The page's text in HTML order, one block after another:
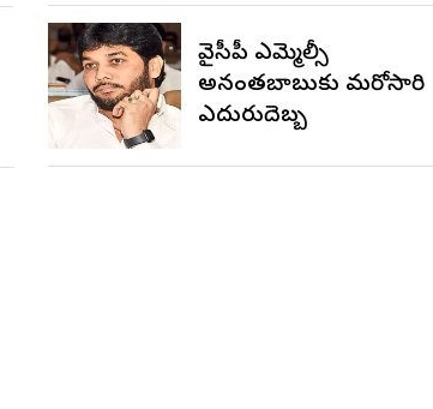
వైసీపీ ఎమ్మెల్సీ
అనంతబాబుకు మరోసారి
ఎదురుదెబ్బ